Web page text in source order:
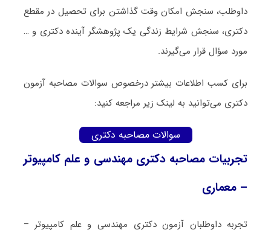
داوطلب، سنجش امکان وقت گذاشتن برای تحصیل در مقطع
دکتری، سنجش شرایط زندگی یک پژوهشگر آینده دکتری و …
مورد سؤال قرار می‌گیرند.
برای کسب اطلاعات بیشتر درخصوص سوالات مصاحبه آزمون
دکتری می‌توانید به لینک زیر مراجعه کنید:
سوالات مصاحبه دکتری
تجربیات مصاحبه دکتری مهندسی و علم کامپیوتر
– معماری
تجربه داوطلبان آزمون دکتری مهندسی و علم کامپیوتر –